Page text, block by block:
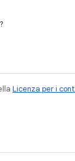
Licenza per i